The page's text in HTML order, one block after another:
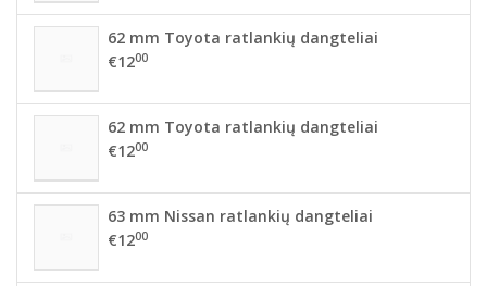
62 mm Toyota ratlankių dangteliai
€1200
62 mm Toyota ratlankių dangteliai
€1200
63 mm Nissan ratlankių dangteliai
€1200